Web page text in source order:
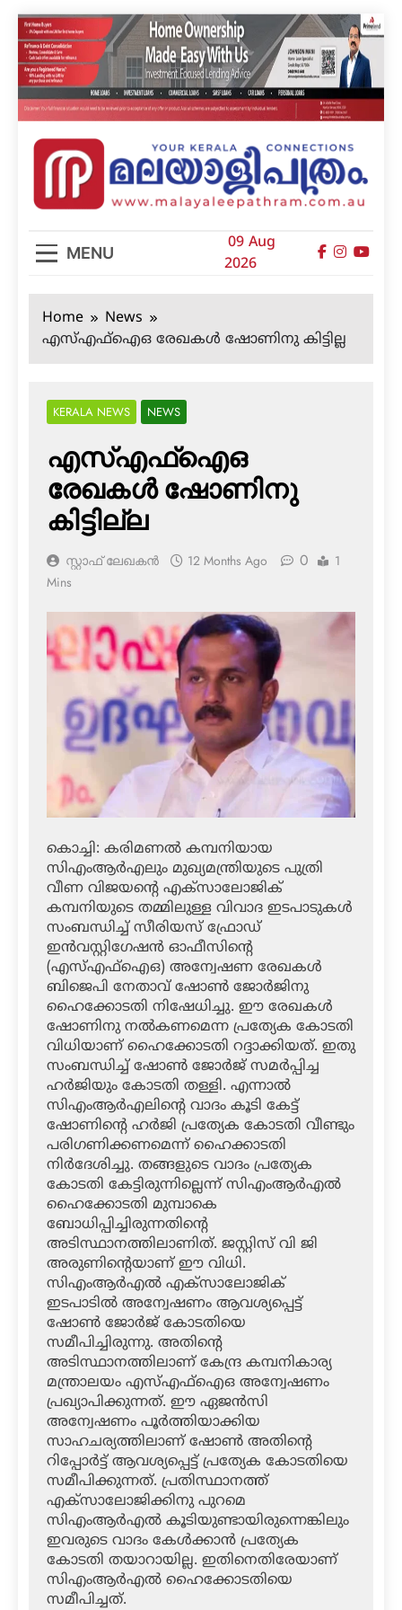
Skip
to
content
മലയാളിപത്രം
MENU
09 Aug
2026
Home
News
എസ്എഫ്‌ഐഒ രേഖകള്‍ ഷോണിനു കിട്ടില്ല
KERALA NEWS NEWS
എസ്എഫ്‌ഐഒ
രേഖകള്‍ ഷോണിനു
കിട്ടില്ല
സ്റ്റാഫ് ലേഖകൻ 12 Months Ago 0
1
Mins
കൊച്ചി: കരിമണല്‍ കമ്പനിയായ
സിഎംആര്‍എലും മുഖ്യമന്ത്രിയുടെ പുത്രി
വീണ വിജയന്റെ എക്‌സാലോജിക്
കമ്പനിയുടെ തമ്മിലുള്ള വിവാദ ഇടപാടുകള്‍
സംബന്ധിച്ച് സീരിയസ് ഫ്രോഡ്
ഇന്‍വസ്റ്റിഗേഷന്‍ ഓഫീസിന്റെ
(എസ്എഫ്‌ഐഒ) അന്വേഷണ രേഖകള്‍
ബിജെപി നേതാവ് ഷോണ്‍ ജോര്‍ജിനു
ഹൈക്കോടതി നിഷേധിച്ചു. ഈ രേഖകള്‍
ഷോണിനു നല്‍കണമെന്ന പ്രത്യേക കോടതി
വിധിയാണ് ഹൈക്കോടതി റദ്ദാക്കിയത്. ഇതു
സംബന്ധിച്ച് ഷോണ്‍ ജോര്‍ജ് സമര്‍പ്പിച്ച
ഹര്‍ജിയും കോടതി തള്ളി. എന്നാല്‍
സിഎംആര്‍എലിന്റെ വാദം കൂടി കേട്ട്
ഷോണിന്റെ ഹര്‍ജി പ്രത്യേക കോടതി വീണ്ടും
പരിഗണിക്കണമെന്ന് ഹൈക്കാടതി
നിര്‍ദേശിച്ചു. തങ്ങളുടെ വാദം പ്രത്യേക
കോടതി കേട്ടിരുന്നില്ലെന്ന് സിഎംആര്‍എല്‍
ഹൈക്കോടതി മുമ്പാകെ
ബോധിപ്പിച്ചിരുന്നതിന്റെ
അടിസ്ഥാനത്തിലാണിത്. ജസ്റ്റിസ് വി ജി
അരുണിന്റെയാണ് ഈ വിധി.
സിഎംആര്‍എല്‍ എക്‌സാലോജിക്
ഇടപാടില്‍ അന്വേഷണം ആവശ്യപ്പെട്ട്
ഷോണ്‍ ജോര്‍ജ് കോടതിയെ
സമീപിച്ചിരുന്നു. അതിന്റെ
അടിസ്ഥാനത്തിലാണ് കേന്ദ്ര കമ്പനികാര്യ
മന്ത്രാലയം എസ്എഫ്‌ഐഒ അന്വേഷണം
പ്രഖ്യാപിക്കുന്നത്. ഈ ഏജന്‍സി
അന്വേഷണം പൂര്‍ത്തിയാക്കിയ
സാഹചര്യത്തിലാണ് ഷോണ്‍ അതിന്റെ
റിപ്പോര്‍ട്ട് ആവശ്യപ്പെട്ട് പ്രത്യേക കോടതിയെ
സമീപിക്കുന്നത്. പ്രതിസ്ഥാനത്ത്
എക്‌സാലോജിക്കിനു പുറമെ
സിഎംആര്‍എല്‍ കൂടിയുണ്ടായിരുന്നെങ്കിലും
ഇവരുടെ വാദം കേള്‍ക്കാന്‍ പ്രത്യേക
കോടതി തയാറായില്ല. ഇതിനെതിരേയാണ്
സിഎംആര്‍എല്‍ ഹൈക്കോടതിയെ
സമീപിച്ചത്.